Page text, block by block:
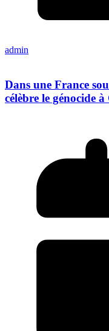
admin
Dans une France
célèbre le génocide à